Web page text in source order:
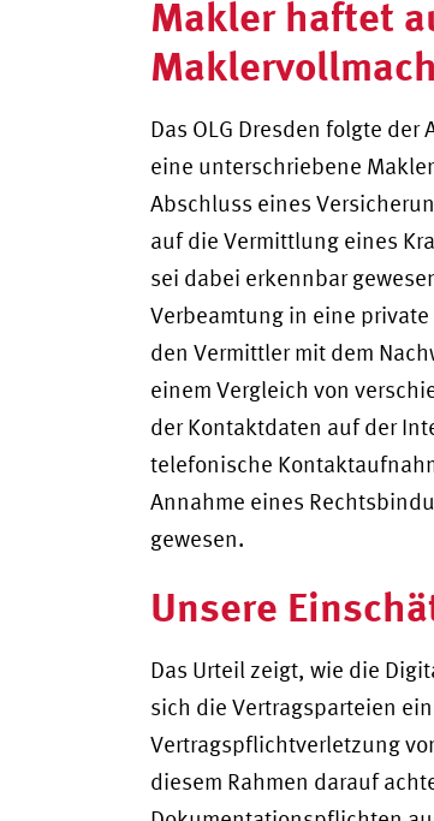
Makler haftet
Das OLG Dresden folgte
eine unterschriebene
Abschluss eines
auf die Vermittlung eines
sei dabei erkennbar
Verbeamtung in eine
den Vermittler mit dem
einem Vergleich von
der Kontaktdaten auf der
telefonische
Annahme eines
gewesen.
Unsere
Das Urteil zeigt, wie die
sich die Vertragsparteien
Vertragspflichtverletzung
diesem Rahmen darauf